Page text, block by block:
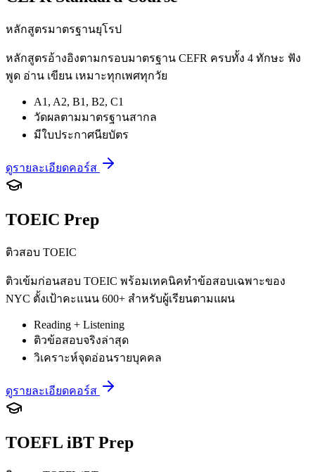
หลักสูตรมาตรฐานยุโรป
หลักสูตรอ้างอิงตามกรอบมาตรฐาน CEFR ครบทั้ง 4 ทักษะ ฟัง
พูด อ่าน เขียน เหมาะทุกเพศทุกวัย
A1, A2, B1, B2, C1
วัดผลตามมาตรฐานสากล
มีใบประกาศนียบัตร
ดูรายละเอียดคอร์ส
TOEIC Prep
ติวสอบ TOEIC
ติวเข้มก่อนสอบ TOEIC พร้อมเทคนิคทำข้อสอบเฉพาะของ
NYC ตั้งเป้าคะแนน 600+ สำหรับผู้เรียนตามแผน
Reading + Listening
ติวข้อสอบจริงล่าสุด
วิเคราะห์จุดอ่อนรายบุคคล
ดูรายละเอียดคอร์ส
TOEFL iBT Prep